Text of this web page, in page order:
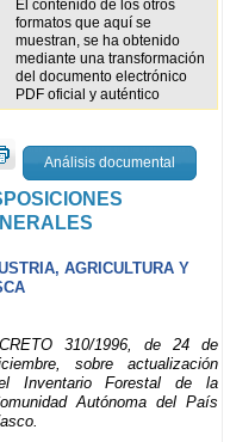
El contenido de los otros
formatos que aquí se
muestran, se ha obtenido
mediante una transformación
del documento electrónico
PDF oficial y auténtico
Análisis documental
AGRICULTURA Y
310/1996, de 24 de
sobre actualización
Inventario Forestal de la
Autónoma del País